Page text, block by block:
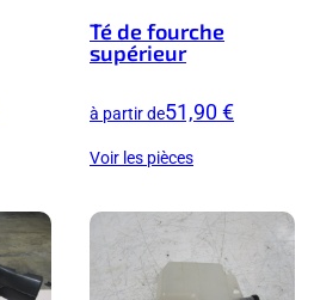
Té de fourche
supérieur
à partir de51,90 €
Voir les pièces